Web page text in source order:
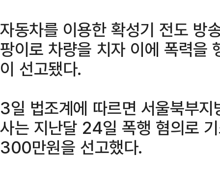
자동차를 이용한 확성기 전도 방
팡이로 차량을 치자 이에 폭력을
이 선고됐다.
3일 법조계에 따르면 서울북부
사는 지난달 24일 폭행 혐의로
300만원을 선고했다.